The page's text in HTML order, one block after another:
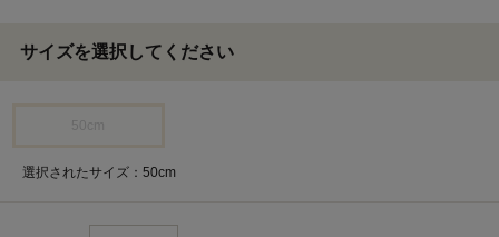
サイズを選択してください
選択されたサイズ：50cm